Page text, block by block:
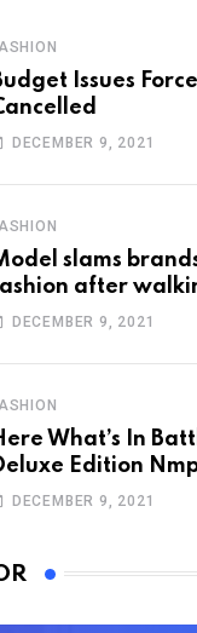
Issues
DECEMBER 9, 2021
slams
after
DECEMBER 9, 2021
What’s In
Edition
DECEMBER 9, 2021